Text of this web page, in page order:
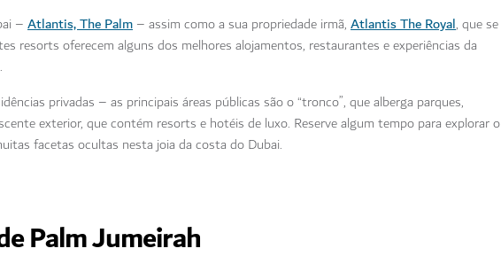
– Atlantis, The Palm – assim como a sua propriedade irmã, Atlantis The Royal, que se
resorts oferecem alguns dos melhores alojamentos, restaurantes e experiências da
privadas – as principais áreas públicas são o “tronco”, que alberga parques,
exterior, que contém resorts e hotéis de luxo. Reserve algum tempo para explorar o
facetas ocultas nesta joia da costa do Dubai.
Palm Jumeirah